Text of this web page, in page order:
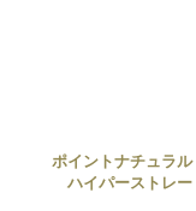
ポイントナチュラル
ハイパーストレー